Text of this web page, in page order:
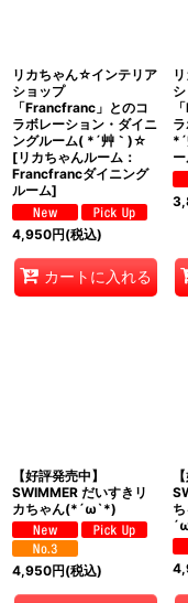
リカちゃん☆インテリア
ショップ
「Francfranc」とのコ
ラボレーション・ダイニ
ングルーム( *´艸｀)☆
[リカちゃんルーム：
Francfrancダイニング
ルーム]
4,950円(税込)
カートに入れる
【好評発売中】
SWIMMER だいすきリ
カちゃん(*´ω`*)
4,950円(税込)